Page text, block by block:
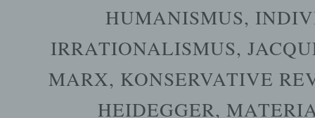
HUMANISMUS,
IRRATIONALISMUS,
MARX, KONSERVATIVE
HEIDEGGER,